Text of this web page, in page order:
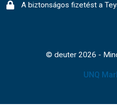
A biztonságos fizetést a
© deuter 2026 -
UNQ